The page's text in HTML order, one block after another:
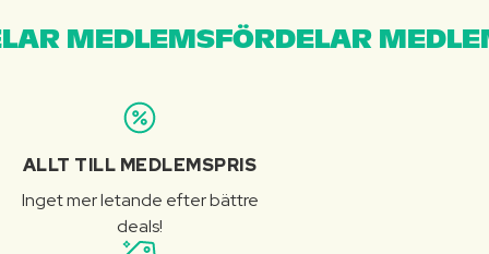
MEDLEMSFÖRDELAR
ALLT TILL MEDLEMSPRIS
Inget mer letande efter bättre
deals!